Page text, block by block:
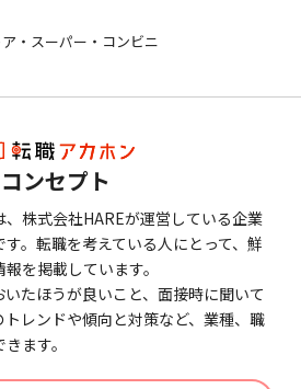
・スーパー・コンビニ
コンセプト
株式会社HAREが運営している企業
。転職を考えている人にとって、鮮
を掲載しています。
たほうが良いこと、面接時に聞いて
レンドや傾向と対策など、業種、職
ます。